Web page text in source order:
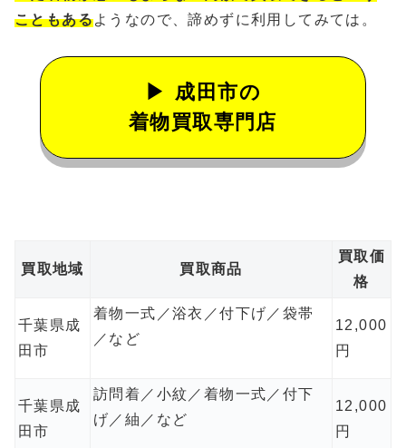
こともあるようなので、諦めずに利用してみては。
成田市の
着物買取専門店
買取地域 買取商品
買取価
格
千葉県成
田市
着物一式／浴衣／付下げ／袋帯
／など
12,000
円
千葉県成
田市
訪問着／小紋／着物一式／付下
げ／紬／など
12,000
円